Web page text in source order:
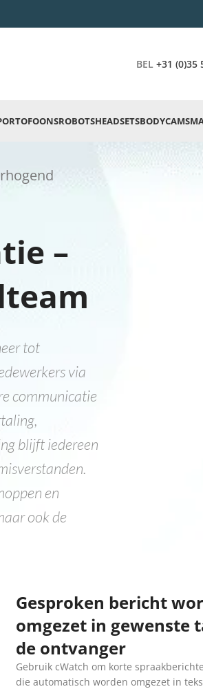
BEL +31 (0)35
ROBOTSHEADSETSBODYCAMS
–
tot
via
communicatie
blijft iedereen
en
ook de
Gesproken bericht
omgezet in gewenste
de ontvanger
Gebruik cWatch om korte
die automatisch worden omgezet in